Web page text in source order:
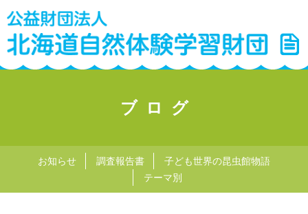
ブログ
お知らせ 調査報告書
子ども世界の昆虫館物語
テーマ別